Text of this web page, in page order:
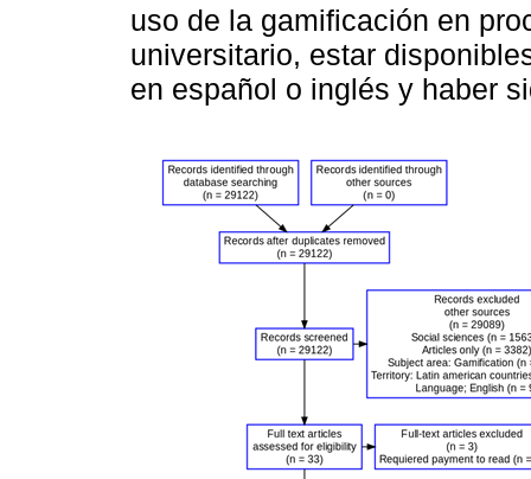
uso de la gamificación en
universitario, estar
en español o inglés y haber